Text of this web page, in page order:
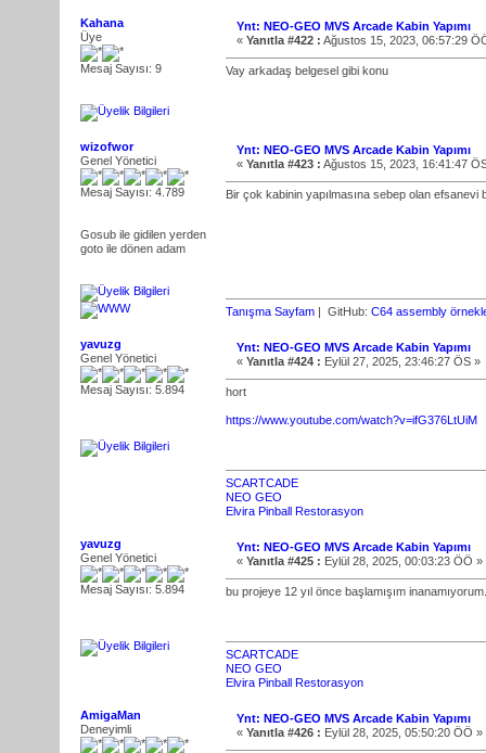
Kahana
Üye
Mesaj Sayısı: 9
Ynt: NEO-GEO MVS Arcade Kabin Yapımı
« Yanıtla #422 : Ağustos 15, 2023, 06:57:29
Vay arkadaş belgesel gibi konu
wizofwor
Genel Yönetici
Mesaj Sayısı: 4.789
Gosub ile gidilen yerden
goto ile dönen adam
Ynt: NEO-GEO MVS Arcade Kabin Yapımı
« Yanıtla #423 : Ağustos 15, 2023, 16:41:47
Bir çok kabinin yapılmasına sebep olan efsanevi
Tanışma Sayfam | GitHub: C64 assembly
yavuzg
Genel Yönetici
Mesaj Sayısı: 5.894
Ynt: NEO-GEO MVS Arcade Kabin Yapımı
« Yanıtla #424 : Eylül 27, 2025, 23:46:27 ÖS »
hort
https://www.youtube.com/watch?v=ifG376LtUiM
SCARTCADE
NEO GEO
Elvira Pinball Restorasyon
yavuzg
Genel Yönetici
Mesaj Sayısı: 5.894
Ynt: NEO-GEO MVS Arcade Kabin Yapımı
« Yanıtla #425 : Eylül 28, 2025, 00:03:23 ÖÖ »
bu projeye 12 yıl önce başlamışım
SCARTCADE
NEO GEO
Elvira Pinball Restorasyon
AmigaMan
Deneyimli
Ynt: NEO-GEO MVS Arcade Kabin Yapımı
« Yanıtla #426 : Eylül 28, 2025, 05:50:20 ÖÖ »